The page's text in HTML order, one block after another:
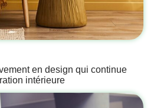
en design qui continue
intérieure